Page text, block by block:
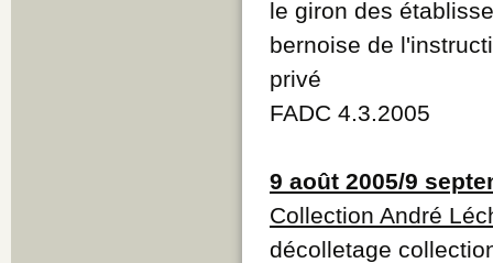
le giron des
bernoise de
privé
FADC 4.3.2005
9 août 2005/9
Collection André
décolletage